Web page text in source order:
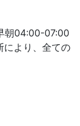
朝04:00-07:00
により、全ての